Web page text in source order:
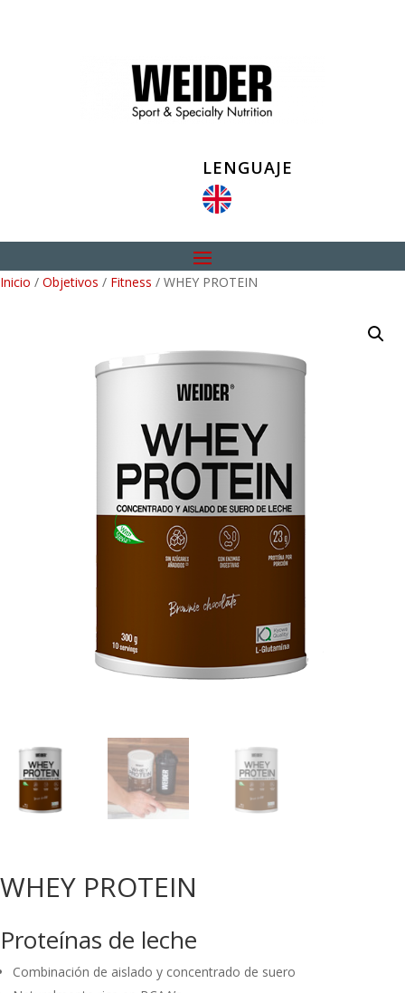
LENGUAJE
Inicio / Objetivos / Fitness / WHEY PROTEIN
WHEY PROTEIN
Proteínas de leche
Combinación de aislado y concentrado de suero